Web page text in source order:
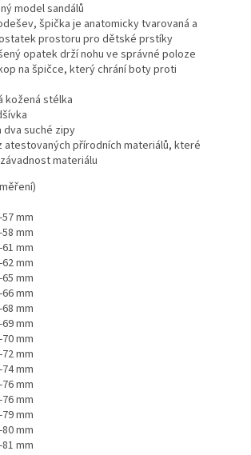
model sandálů
špička je anatomicky tvarovaná a
prostoru pro dětské prstíky
opatek drží nohu ve správné poloze
na špičce, který chrání boty proti
kožená stélka
dva suché zipy
atestovaných přírodních materiálů, které
materiálu
mm
mm
mm
mm
mm
mm
mm
mm
mm
mm
mm
mm
mm
mm
mm
mm